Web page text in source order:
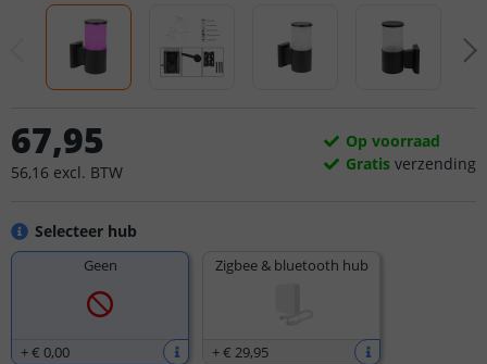
Selecteer hub
Geen
+€ 0,00
Zigbee & bluetooth hub
+€ 29,95
67,95
56,16 excl. BTW
Op voorraad
Gratis verzending